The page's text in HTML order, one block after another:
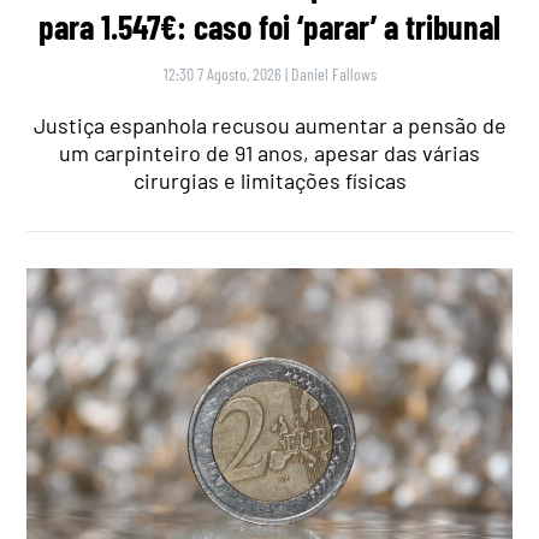
para 1.547€: caso foi ‘parar’ a tribunal
12:30 7 Agosto, 2026 | Daniel Fallows
Justiça espanhola recusou aumentar a pensão de
um carpinteiro de 91 anos, apesar das várias
cirurgias e limitações físicas